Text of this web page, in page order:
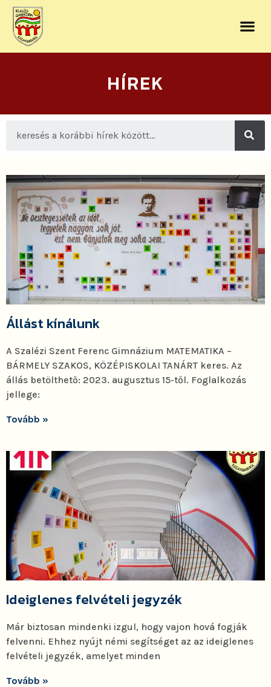
HÍREK
Állást kínálunk
A Szalézi Szent Ferenc Gimnázium MATEMATIKA –
BÁRMELY SZAKOS, KÖZÉPISKOLAI TANÁRT keres. Az
állás betölthető: 2023. augusztus 15-től. Foglalkozás
jellege:
Tovább »
Ideiglenes felvételi jegyzék
Már biztosan mindenki izgul, hogy vajon hová fogják
felvenni. Ehhez nyújt némi segítséget az az ideiglenes
felvételi jegyzék, amelyet minden
Tovább »